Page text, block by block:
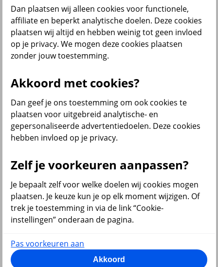
terug
Beleggen
Beleggingsrekening
Beleggen
Starten met beleggen
Beleggen voor beginners
Pensioen beleggen
Periodiek beleggen
Rendement berekenen
Beleggen in beleggingsfondsen
Beleggingsfonds update
Verantwoord beleggen
Beleggen met onze app
Sparen of beleggen
terug
Dan plaatsen wij alleen cookies voor functionele,
affiliate en beperkt analytische doelen. Deze cookies
plaatsen wij altijd en hebben weinig tot geen invloed
op je privacy. We mogen deze cookies plaatsen
zonder jouw toestemming.
Akkoord met cookies?
Dan geef je ons toestemming om ook cookies te
plaatsen voor uitgebreid analytische- en
gepersonaliseerde advertentiedoelen. Deze cookies
hebben invloed op je privacy.
Zelf je voorkeuren aanpassen?
Je bepaalt zelf voor welke doelen wij cookies mogen
plaatsen. Je keuze kun je op elk moment wijzigen. Of
trek je toestemming in via de link “Cookie-
instellingen” onderaan de pagina.
Pas voorkeuren aan
Akkoord